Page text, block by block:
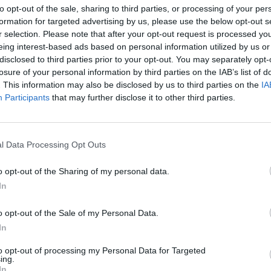
opt-out of the sale, sharing to third parties, or processing of your
for targeted advertising by us, please use the below opt-out
selection. Please note that after your opt-out request is processed
interest-based ads based on personal information utilized by us
to third parties prior to your opt-out. You may separately
of your personal information by third parties on the IAB’s list of
This information may also be disclosed by us to third parties on the
Participants that may further disclose it to other third parties.
Data Processing Opt Outs
opt-out of the Sharing of my personal data.
opt-out of the Sale of my Personal Data.
opt-out of processing my Personal Data for Targeted
100 tūkst. teigiamų reakcijų ir beveik
miela juokinga tik Lrytas.TV
Karšta A. Kasparavičiaus ir Ž Pavilionio
Kuprines pasvėrę specialistai įspėja apie